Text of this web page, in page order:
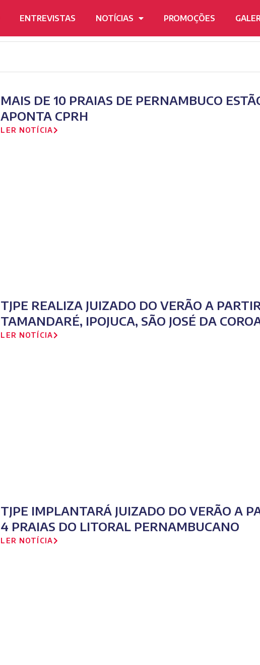
ENTREVISTAS NOTÍCIAS PROMOÇÕES
MAIS DE 10 PRAIAS DE PERNAMBUCO
APONTA CPRH
LER NOTÍCIA
TJPE REALIZA JUIZADO DO VERÃO A
TAMANDARÉ, IPOJUCA, SÃO JOSÉ DA
LER NOTÍCIA
TJPE IMPLANTARÁ JUIZADO DO VERÃO A
4 PRAIAS DO LITORAL PERNAMBUCANO
LER NOTÍCIA